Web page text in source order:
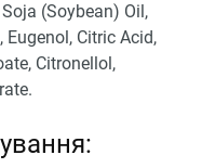
(Soybean) Oil,
Citric Acid,
Citronellol,